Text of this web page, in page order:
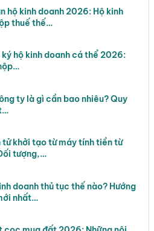
hộ kinh doanh 2026: Hộ kinh
thuế thế…
hộ kinh doanh cá thể 2026:
ty là gì cần bao nhiêu? Quy
tử khởi tạo từ máy tính tiền từ
tượng,…
doanh thủ tục thế nào? Hướng
nhất…